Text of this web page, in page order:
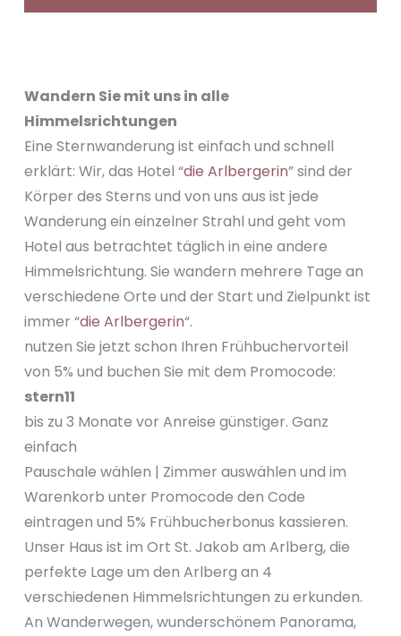
Wandern Sie mit uns in alle
Himmelsrichtungen
Eine Sternwanderung ist einfach und schnell
erklärt: Wir, das Hotel “die Arlbergerin” sind der
Körper des Sterns und von uns aus ist jede
Wanderung ein einzelner Strahl und geht vom
Hotel aus betrachtet täglich in eine andere
Himmelsrichtung. Sie wandern mehrere Tage an
verschiedene Orte und der Start und Zielpunkt ist
immer “die Arlbergerin“.
nutzen Sie jetzt schon Ihren Frühbuchervorteil
von 5% und buchen Sie mit dem Promocode:
stern11
bis zu 3 Monate vor Anreise günstiger. Ganz
einfach
Pauschale wählen | Zimmer auswählen und im
Warenkorb unter Promocode den Code
eintragen und 5% Frühbucherbonus kassieren.
Unser Haus ist im Ort St. Jakob am Arlberg, die
perfekte Lage um den Arlberg an 4
verschiedenen Himmelsrichtungen zu erkunden.
An Wanderwegen, wunderschönem Panorama,